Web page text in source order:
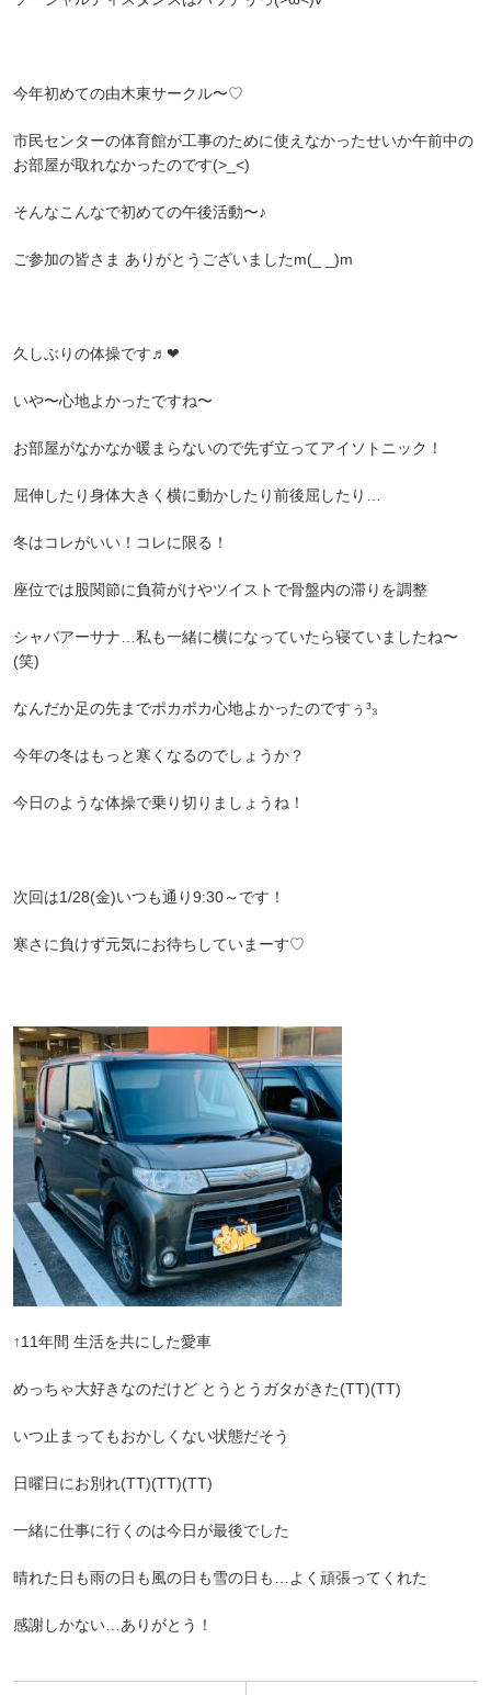
今年初めての由木東サークル〜♡
市民センターの体育館が工事のために使えなかったせいか午前中の
お部屋が取れなかったのです(>_<)
そんなこんなで初めての午後活動〜♪
ご参加の皆さま ありがとうございましたm(_ _)m
久しぶりの体操です♬❤︎
いや〜心地よかったですね〜
お部屋がなかなか暖まらないので先ず立ってアイソトニック！
屈伸したり身体大きく横に動かしたり前後屈したり…
冬はコレがいい！コレに限る！
座位では股関節に負荷がけやツイストで骨盤内の滞りを調整
シャバアーサナ…私も一緒に横になっていたら寝ていましたね〜
(笑)
なんだか足の先までポカポカ心地よかったのですぅ³₃
今年の冬はもっと寒くなるのでしょうか？
今日のような体操で乗り切りましょうね！
次回は1/28(金)いつも通り9:30～です！
寒さに負けず元気にお待ちしていまーす♡
↑11年間 生活を共にした愛車
めっちゃ大好きなのだけど とうとうガタがきた(TT)(TT)
いつ止まってもおかしくない状態だそう
日曜日にお別れ(TT)(TT)(TT)
一緒に仕事に行くのは今日が最後でした
晴れた日も雨の日も風の日も雪の日も…よく頑張ってくれた
感謝しかない…ありがとう！